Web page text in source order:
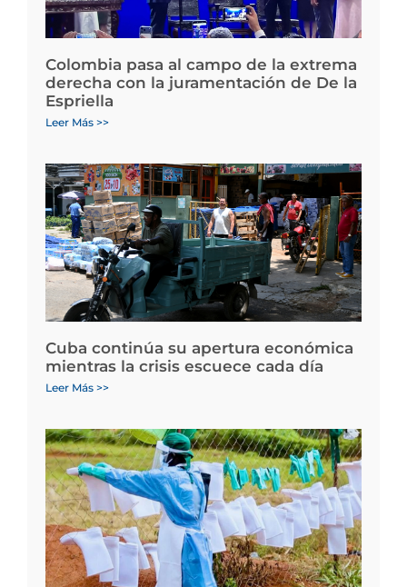
Colombia pasa al campo de la extrema
derecha con la juramentación de De la
Espriella
Leer Más >>
Cuba continúa su apertura económica
mientras la crisis escuece cada día
Leer Más >>